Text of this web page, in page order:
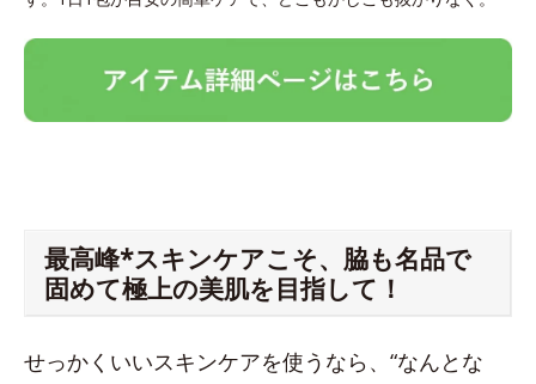
最高峰*スキンケアこそ、脇も名品で
固めて極上の美肌を目指して！
せっかくいいスキンケアを使うなら、“なんとな